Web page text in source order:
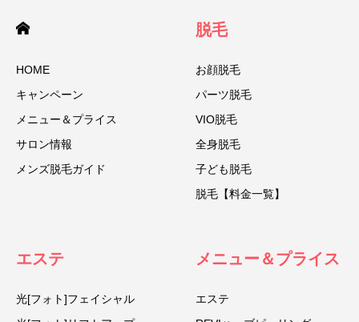
HOME
キャンペーン
メニュー＆プライス
サロン情報
メンズ脱毛ガイド
脱毛
お顔脱毛
パーツ脱毛
VIO脱毛
全身脱毛
子ども脱毛
脱毛【料金一覧】
エステ
光[フォト]フェイシャル
メニュー＆プライス
エステ